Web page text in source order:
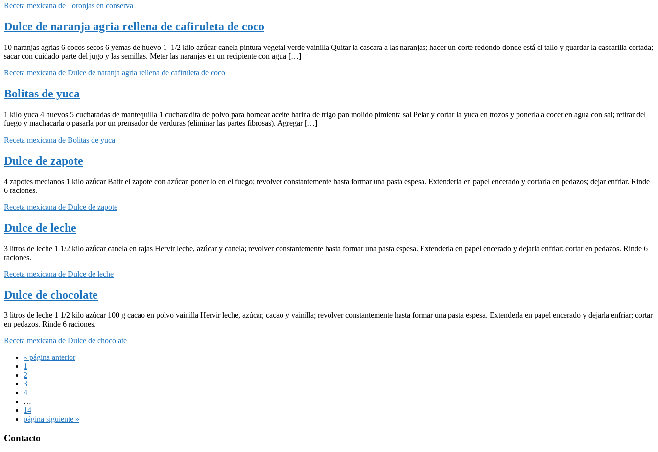
Receta mexicana de Toronjas en conserva
Dulce de naranja agria rellena de cafiruleta de coco
10 naranjas agrias 6 cocos secos 6 yemas de huevo 1 1/2 kilo azúcar canela pintura vegetal verde vainilla Quitar la cascara a las naranjas; hacer un corte redondo donde está el tallo y guardar la cascarilla cortada;
sacar con cuidado parte del jugo y las semillas. Meter las naranjas en un recipiente con agua […]
Receta mexicana de Dulce de naranja agria rellena de cafiruleta de coco
Bolitas de yuca
1 kilo yuca 4 huevos 5 cucharadas de mantequilla 1 cucharadita de polvo para hornear aceite harina de trigo pan molido pimienta sal Pelar y cortar la yuca en trozos y ponerla a cocer en agua con sal; retirar del
fuego y machacarla o pasarla por un prensador de verduras (eliminar las partes fibrosas). Agregar […]
Receta mexicana de Bolitas de yuca
Dulce de zapote
4 zapotes medianos 1 kilo azúcar Batir el zapote con azúcar, poner lo en el fuego; revolver constantemente hasta formar una pasta espesa. Extenderla en papel encerado y cortarla en pedazos; dejar enfriar. Rinde
6 raciones.
Receta mexicana de Dulce de zapote
Dulce de leche
3 litros de leche 1 1/2 kilo azúcar canela en rajas Hervir leche, azúcar y canela; revolver constantemente hasta formar una pasta espesa. Extenderla en papel encerado y dejarla enfriar; cortar en pedazos. Rinde 6
raciones.
Receta mexicana de Dulce de leche
Dulce de chocolate
3 litros de leche 1 1/2 kilo azúcar 100 g cacao en polvo vainilla Hervir leche, azúcar, cacao y vainilla; revolver constantemente hasta formar una pasta espesa. Extenderla en papel encerado y dejarla enfriar; cortar
en pedazos. Rinde 6 raciones.
Receta mexicana de Dulce de chocolate
« Ir
página anterior
Página
1
Página
2
Página
3
Página
4
Páginas
intermedias
omitidas
…
Página
14
Ir
la
página siguiente »
Footer
Contacto